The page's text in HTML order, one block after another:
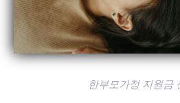
한부모가정 지원금